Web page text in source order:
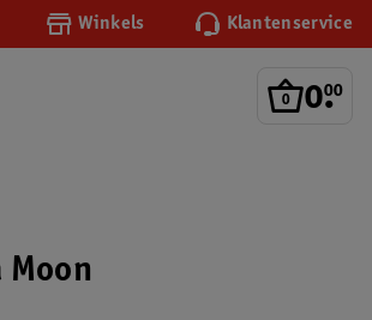
Winkels Klantenservice
0.
00
Moon